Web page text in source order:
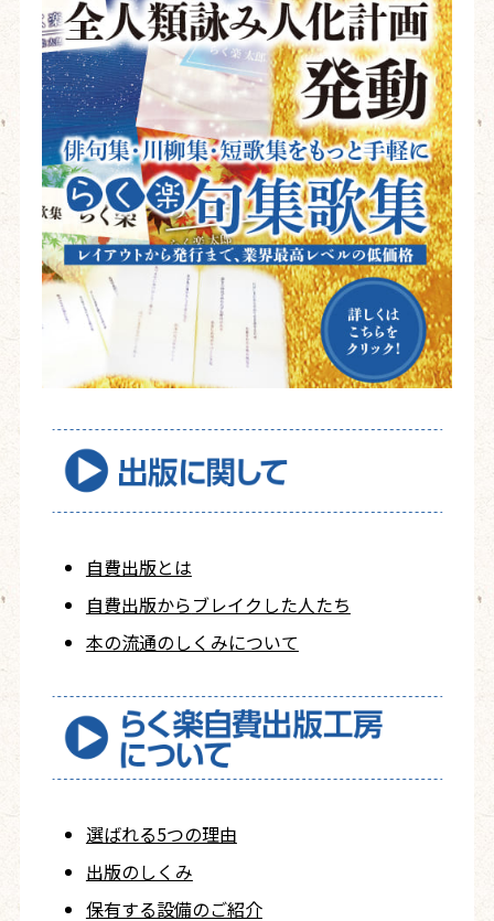
自費出版とは
自費出版からブレイクした人たち
本の流通のしくみについて
選ばれる5つの理由
出版のしくみ
保有する設備のご紹介